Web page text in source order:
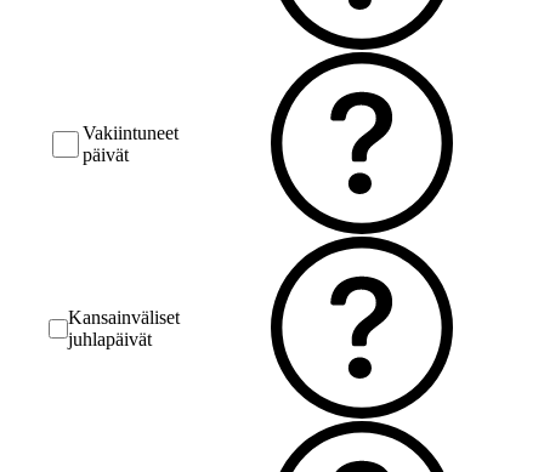
Vakiintuneet
päivät
Kansainväliset
juhlapäivät